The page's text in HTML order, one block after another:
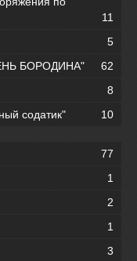
11
5
БОРОДИНА"
62
8
содатик"
10
77
1
2
1
3